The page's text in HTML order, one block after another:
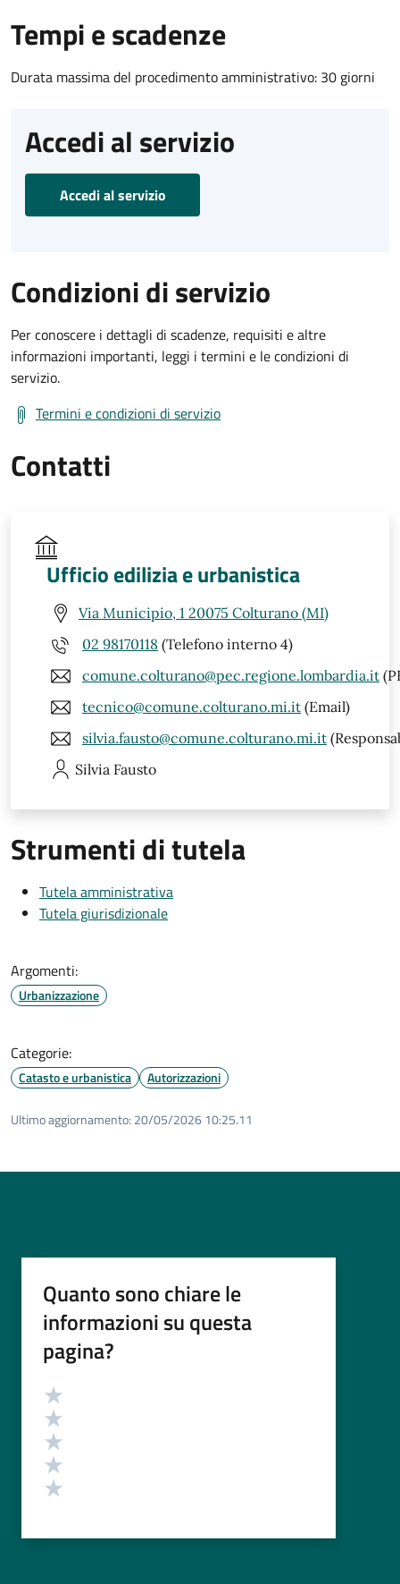
Tempi e scadenze
Durata massima del procedimento amministrativo: 30 giorni
Accedi al servizio
Accedi al servizio
Condizioni di servizio
Per conoscere i dettagli di scadenze, requisiti e altre
informazioni importanti, leggi i termini e le condizioni di
servizio.
Termini e condizioni di servizio
Contatti
Ufficio edilizia e urbanistica
Via Municipio, 1 20075 Colturano (MI)
02 98170118 (Telefono interno 4)
comune.colturano@pec.regione.lombardia.it
tecnico@comune.colturano.mi.it (Email)
silvia.fausto@comune.colturano.mi.it
Silvia Fausto
Strumenti di tutela
Tutela amministrativa
Tutela giurisdizionale
Argomenti:
Urbanizzazione
Categorie:
Catasto e urbanistica Autorizzazioni
Ultimo aggiornamento: 20/05/2026 10:25.11
Quanto sono chiare le
informazioni su questa
pagina?
Valutazione